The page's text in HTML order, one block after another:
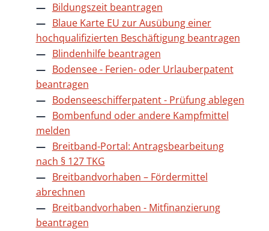
Bildungszeit beantragen
Blaue Karte EU zur Ausübung einer
hochqualifizierten Beschäftigung beantragen
Blindenhilfe beantragen
Bodensee - Ferien- oder Urlauberpatent
beantragen
Bodenseeschifferpatent - Prüfung ablegen
Bombenfund oder andere Kampfmittel
melden
Breitband-Portal: Antragsbearbeitung
nach § 127 TKG
Breitbandvorhaben – Fördermittel
abrechnen
Breitbandvorhaben - Mitfinanzierung
beantragen